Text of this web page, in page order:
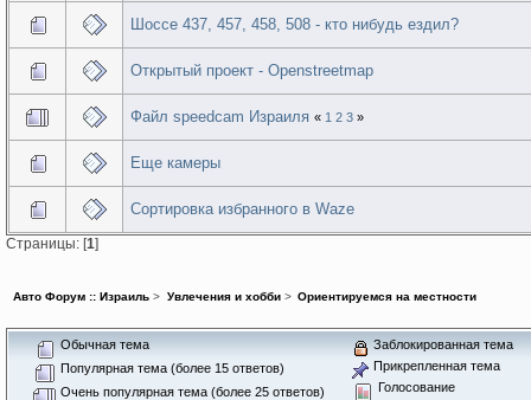
Шоссе 437, 457, 458, 508 - кто нибудь ездил?
Открытый проект - Openstreetmap
Файл speedcam Израиля « 1 2 3 »
Еще камеры
Сортировка избранного в Waze
Страницы: [1]
Авто Форум :: Израиль > Увлечения и хобби> Ориентируемся на местности
Обычная тема
Популярная тема (более 15 ответов)
Очень популярная тема (более 25 ответов)
Заблокированная тема
Прикрепленная тема
Голосование